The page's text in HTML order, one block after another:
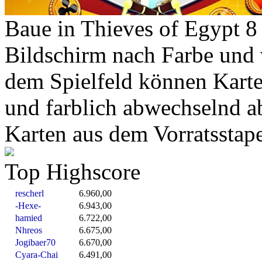
Baue in Thieves of Egypt
Bildschirm nach Farbe
dem Spielfeld können
und farblich abwechselnd
Karten aus dem
Top Highscore
rescherl
6.960,00
-Hexe-
6.943,00
hamied
6.722,00
Nhreos
6.675,00
Jogibaer70
6.670,00
Cyara-Chai
6.491,00